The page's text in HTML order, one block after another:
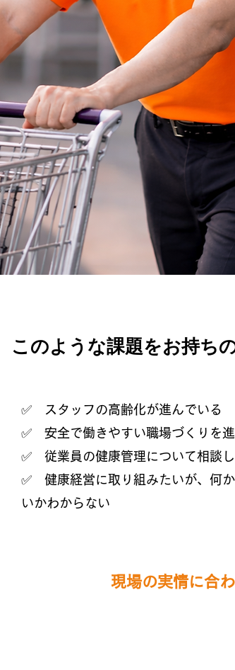
このような課題をお持ち
✅ スタッフの高齢化が進んでいる
✅ 安全で働きやすい職場づくりを
✅ 従業員の健康管理について相談
​✅ 健康経営に取り組みたいが、何
いかわからない
現場の実情に合